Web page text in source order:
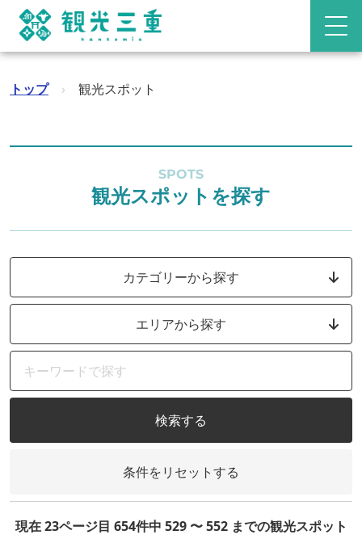
トップ › 観光スポット
SPOTS
観光スポットを探す
カテゴリーから探す
エリアから探す
検索する
条件をリセットする
現在 23ページ目 654件中 529 〜 552 までの観光スポット